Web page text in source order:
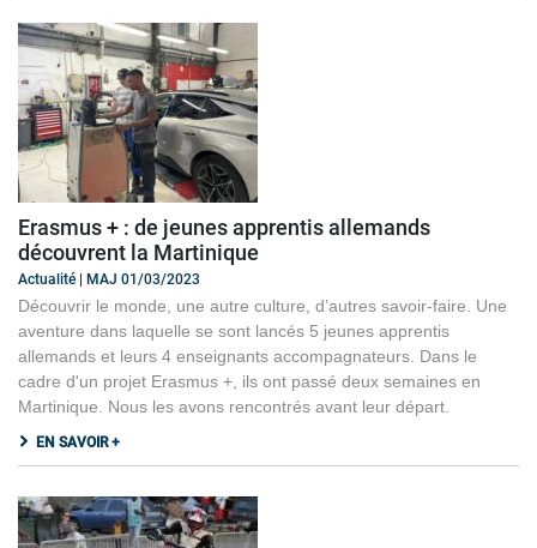
Erasmus + : de jeunes apprentis allemands
découvrent la Martinique
Actualité | MAJ 01/03/2023
Découvrir le monde, une autre culture, d’autres savoir-faire. Une
aventure dans laquelle se sont lancés 5 jeunes apprentis
allemands et leurs 4 enseignants accompagnateurs. Dans le
cadre d'un projet Erasmus +, ils ont passé deux semaines en
Martinique. Nous les avons rencontrés avant leur départ.
EN SAVOIR +